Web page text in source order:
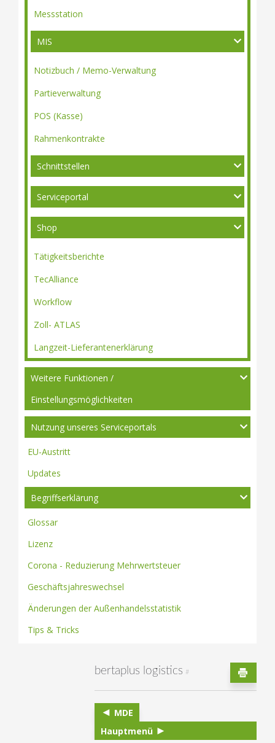
Messstation
MIS
Notizbuch / Memo-Verwaltung
Partieverwaltung
POS (Kasse)
Rahmenkontrakte
Schnittstellen
Serviceportal
Shop
Tätigkeitsberichte
TecAlliance
Workflow
Zoll- ATLAS
Langzeit-Lieferantenerklärung
Weitere Funktionen /
Einstellungsmöglichkeiten
Nutzung unseres Serviceportals
EU-Austritt
Updates
Begriffserklärung
Glossar
Lizenz
Corona - Reduzierung Mehrwertsteuer
Geschäftsjahreswechsel
Änderungen der Außenhandelsstatistik
Tips & Tricks
bertaplus logistics #
MDE
Hauptmenü